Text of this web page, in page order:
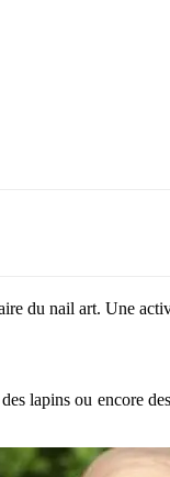
du nail art. Une
lapins ou encore